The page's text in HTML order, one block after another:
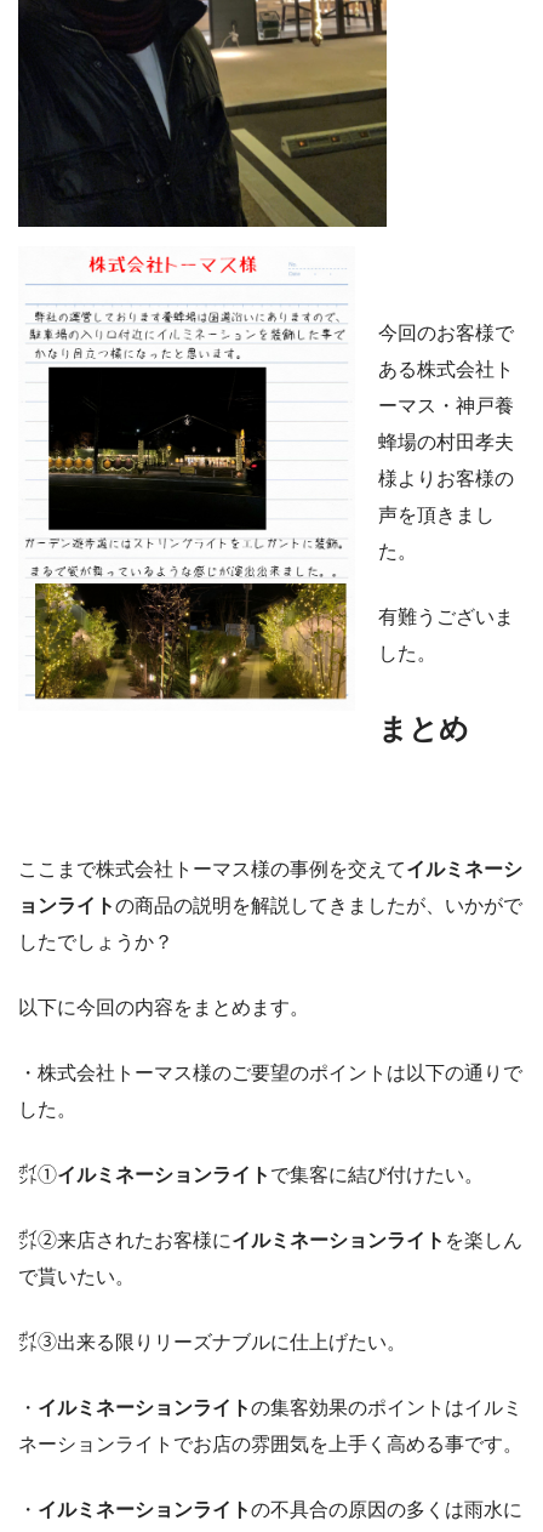
今回のお客様で
ある株式会社ト
ーマス・神戸養
蜂場の村田孝夫
様よりお客様の
声を頂きまし
た。
有難うございま
した。
まとめ
ここまで株式会社トーマス様の事例を交えてイルミネーシ
ョンライトの商品の説明を解説してきましたが、いかがで
したでしょうか？
以下に今回の内容をまとめます。
・株式会社トーマス様のご要望のポイントは以下の通りで
した。
㌽①イルミネーションライト で集客に結び付けたい。
㌽②来店されたお客様にイルミネーションライト を楽しん
で貰いたい。
㌽③出来る限りリーズナブルに仕上げたい。
・ イルミネーションライトの集客効果のポイントはイルミ
ネーションライトでお店の雰囲気を上手く高める事です。
・ イルミネーションライトの不具合の原因の多くは雨水に